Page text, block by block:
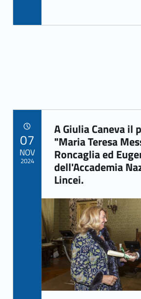
Link identifier archive #link-archive-42919
A Giulia Caneva il
"Maria Teresa
Roncaglia ed
dell'Accademia
Lincei.
Link identifier archive #link-archive-thumb-soap-74445
07
NOV
2024